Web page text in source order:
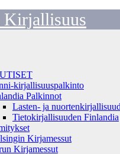
kirjallisuuspalkinto
Palkinnot
Lasten- ja
Tietokirjallisuuden Finlandia
Kirjamessut
Kirjamessut